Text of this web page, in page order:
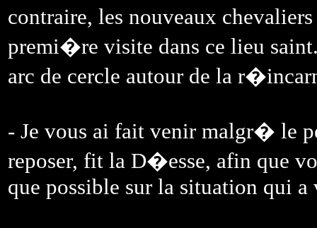
contraire, les nouveaux
premi�re visite dans ce lieu
arc de cercle autour de la
- Je vous ai fait venir malgr� le
reposer, fit la D�esse, afin que
que possible sur la situation qui